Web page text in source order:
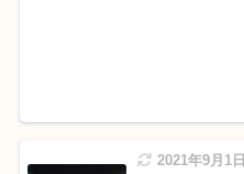
2021年9月1日